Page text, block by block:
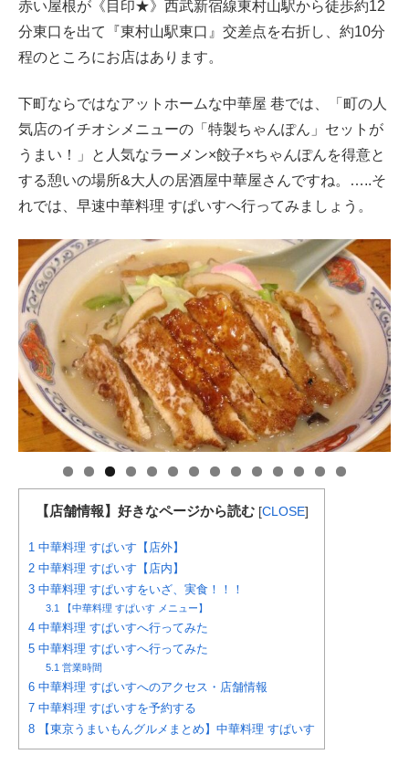
赤い屋根が《目印★》西武新宿線東村山駅から徒歩約12
分東口を出て『東村山駅東口』交差点を右折し、約10分
程のところにお店はあります。
下町ならではなアットホームな中華屋 巷では、「町の人
気店のイチオシメニューの「特製ちゃんぽん」セットが
うまい！」と人気なラーメン×餃子×ちゃんぽんを得意と
する憩いの場所&大人の居酒屋中華屋さんですね。…..そ
れでは、早速中華料理 すぱいすへ行ってみましょう。
【店舗情報】好きなページから読む [CLOSE]
1 中華料理 すぱいす【店外】
2 中華料理 すぱいす【店内】
3 中華料理 すぱいすをいざ、実食！！！
3.1 【中華料理 すぱいす メニュー】
4 中華料理 すぱいすへ行ってみた
5 中華料理 すぱいすへ行ってみた
5.1 営業時間
6 中華料理 すぱいすへのアクセス・店舗情報
7 中華料理 すぱいすを予約する
8 【東京うまいもんグルメまとめ】中華料理 すぱいす